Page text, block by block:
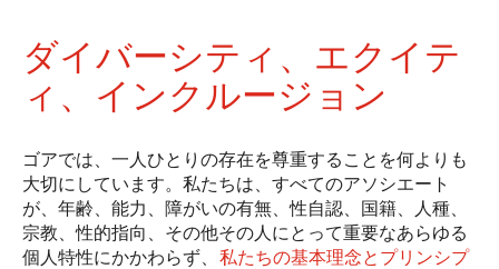
ダイバーシティ、エクイテ
ィ、インクルージョン
ゴアでは、一人ひとりの存在を尊重することを何よりも
大切にしています。私たちは、すべてのアソシエート
が、年齢、能力、障がいの有無、性自認、国籍、人種、
宗教、性的指向、その他その人にとって重要なあらゆる
個人特性にかかわらず、 私たちの基本理念とプリンシプ